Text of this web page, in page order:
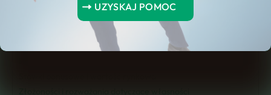
UZYSKAJ POMOC
Podsumowanie kluczowych punktów
Regulacje dotyczące zakupu apartamentów firmowych
Kryteria kwalifikowalności i warunki